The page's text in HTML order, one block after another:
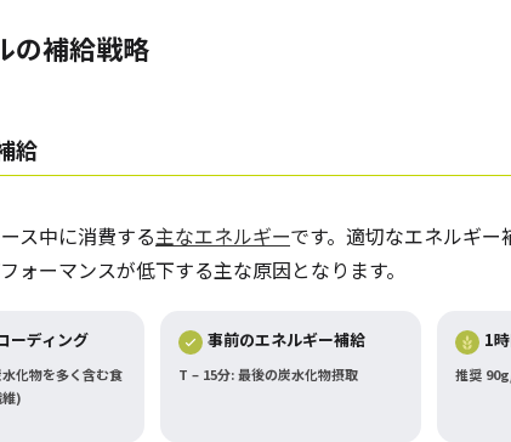
の補給戦略
給
ス中に消費する主なエネルギーです。適切なエネルギ
ォーマンスが低下する主な原因となります。
ーディング
化物を多く含む食
)
事前のエネルギー補給
T – 15分: 最後の炭水化物摂取
1
推奨